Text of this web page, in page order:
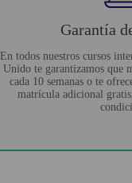
Garantía
En todos nuestros cursos
Unido te garantizamos que
cada 10 semanas o te
matrícula adicional